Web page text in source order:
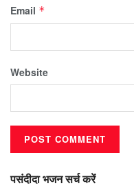
Email *
Website
पसंदीदा भजन सर्च करें